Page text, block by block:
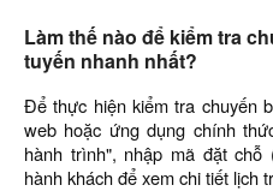
Làm thế nào để kiểm tra
tuyến nhanh nhất?
Để thực hiện kiểm tra chuyến
web hoặc ứng dụng chính
hành trình", nhập mã đặt
hành khách để xem chi tiết lịch